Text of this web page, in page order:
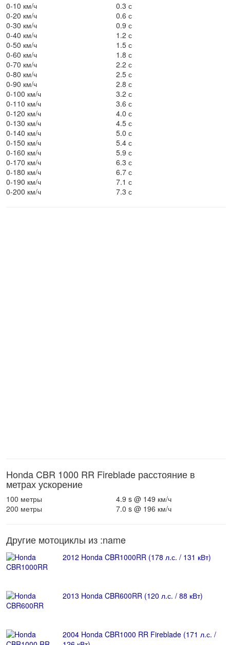
0-10 км/ч
0.3 с
0-20 км/ч
0.6 с
0-30 км/ч
0.9 с
0-40 км/ч
1.2 с
0-50 км/ч
1.5 с
0-60 км/ч
1.8 с
0-70 км/ч
2.2 с
0-80 км/ч
2.5 с
0-90 км/ч
2.8 с
0-100 км/ч
3.2 с
0-110 км/ч
3.6 с
0-120 км/ч
4.0 с
0-130 км/ч
4.5 с
0-140 км/ч
5.0 с
0-150 км/ч
5.4 с
0-160 км/ч
5.9 с
0-170 км/ч
6.3 с
0-180 км/ч
6.7 с
0-190 км/ч
7.1 с
0-200 км/ч
7.3 с
Honda CBR 1000 RR Fireblade расстояние в
метрах ускорение
100 метры
4.9 s @ 149 км/ч
200 метры
7.0 s @ 196 км/ч
Другие мотоциклы из :name
2012 Honda CBR1000RR (178 л.с. / 131 кВт)
2013 Honda CBR600RR (120 л.с. / 88 кВт)
2004 Honda CBR1000 RR Fireblade (171 л.с. /